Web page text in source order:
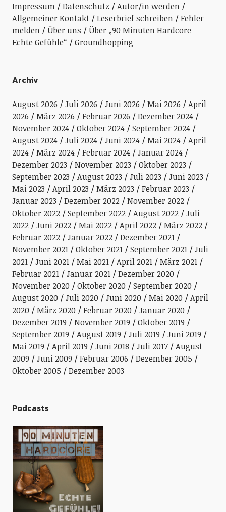
Impressum Datenschutz
Autor/in werden
Allgemeiner Kontakt
Leserbrief schreiben
Fehler
melden
Über uns
Über „90 Minuten Hardcore –
Echte Gefühle“
Groundhopping
Archiv
August 2026 Juli 2026 Juni 2026 Mai 2026
April
2026
März 2026 Februar 2026
Dezember 2024
November 2024
Oktober 2024
September 2024
August 2024
Juli 2024 Juni 2024 Mai 2024
April
2024
März 2024 Februar 2024
Januar 2024
Dezember 2023
November 2023
Oktober 2023
September 2023
August 2023 Juli 2023
Juni 2023
Mai 2023
April 2023 März 2023
Februar 2023
Januar 2023
Dezember 2022
November 2022
Oktober 2022
September 2022 August 2022
Juli
2022
Juni 2022 Mai 2022 April 2022
März 2022
Februar 2022
Januar 2022
Dezember 2021
November 2021
Oktober 2021 September 2021
Juli
2021
Juni 2021 Mai 2021 April 2021
März 2021
Februar 2021
Januar 2021
Dezember 2020
November 2020
Oktober 2020
September 2020
August 2020
Juli 2020 Juni 2020 Mai 2020
April
2020
März 2020 Februar 2020
Januar 2020
Dezember 2019
November 2019
Oktober 2019
September 2019
August 2019 Juli 2019
Juni 2019
Mai 2019
April 2019 Juni 2018 Juli 2017
August
2009
Juni 2009 Februar 2006
Dezember 2005
Oktober 2005
Dezember 2003
Podcasts